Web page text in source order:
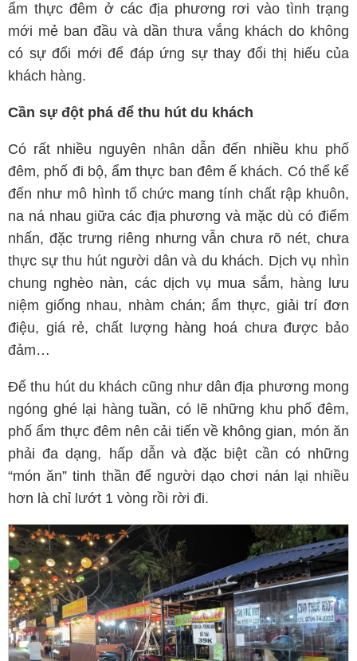
ẩm thực đêm ở các địa phương rơi vào tình trạng
mới mẻ ban đầu và dần thưa vắng khách do không
có sự đổi mới để đáp ứng sự thay đổi thị hiếu của
khách hàng.
Cần sự đột phá để thu hút du khách
Có rất nhiều nguyên nhân dẫn đến nhiều khu phố
đêm, phố đi bộ, ẩm thực ban đêm ế khách. Có thể kể
đến như mô hình tổ chức mang tính chất rập khuôn,
na ná nhau giữa các địa phương và mặc dù có điểm
nhấn, đặc trưng riêng nhưng vẫn chưa rõ nét, chưa
thực sự thu hút người dân và du khách. Dịch vụ nhìn
chung nghèo nàn, các dịch vụ mua sắm, hàng lưu
niệm giống nhau, nhàm chán; ẩm thực, giải trí đơn
điệu, giá rẻ, chất lượng hàng hoá chưa được bảo
đảm…
Để thu hút du khách cũng như dân địa phương mong
ngóng ghé lại hàng tuần, có lẽ những khu phố đêm,
phố ẩm thực đêm nên cải tiến về không gian, món ăn
phải đa dạng, hấp dẫn và đặc biệt cần có những
“món ăn” tinh thần để người dạo chơi nán lại nhiều
hơn là chỉ lướt 1 vòng rồi rời đi.